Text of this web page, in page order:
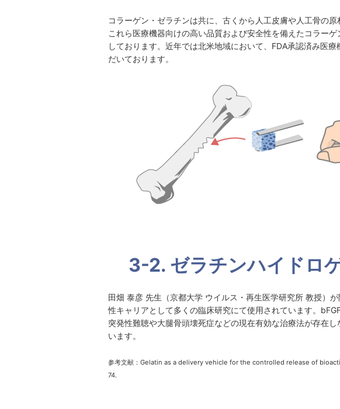
コラーゲン・ゼラチンは共に、古くから人工皮膚や人工骨の
これら医療機器向けの高い品質および安全性を備えたコラー
しております。近年では北米地域において、FDA承認済み医
だいております。
3-2. ゼラチンハイドロ
田畑 泰彦 先生（京都大学 ウイルス・再生医学研究所 教授）
性キャリアとして多くの臨床研究にて使用されています。
突発性難聴や大腿骨頭壊死症などの現在有効な治療法が存在
います。
参考文献：Gelatin as a delivery vehicle for the controlled release of
74.